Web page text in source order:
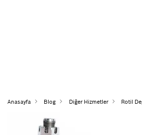
Anasayfa Blog Diğer Hizmetler Rotil